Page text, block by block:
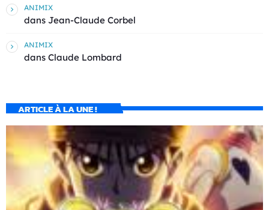
ANIMIX
dans Jean-Claude Corbel
ANIMIX
dans Claude Lombard
ARTICLE À LA UNE !